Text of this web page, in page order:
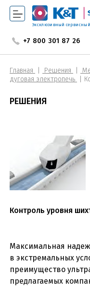
Эксклюзивный
+7 800 301 87 26
Главная Решения
дуговая электропечь
РЕШЕНИЯ
Контроль уровня
Максимальная
в экстремальных
преимущество
предлагаемых